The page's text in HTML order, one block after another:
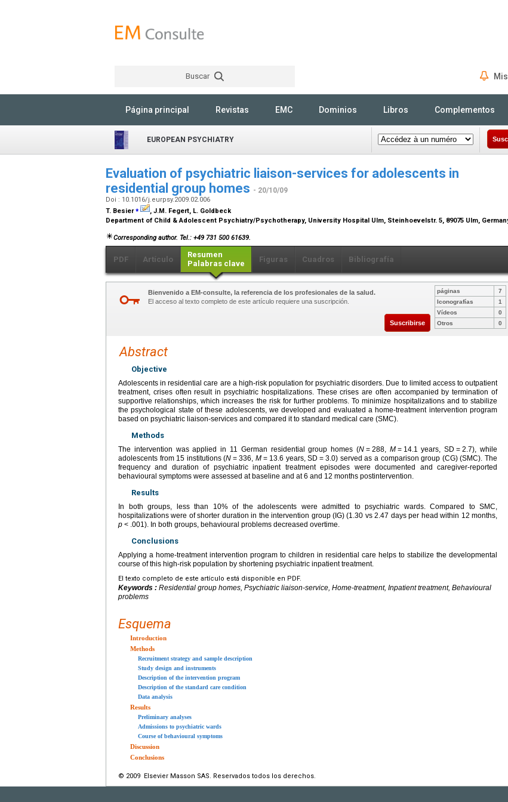
Buscar
Página principal Revistas EMC Dominios Libros Complementos
EUROPEAN PSYCHIATRY
Evaluation of psychiatric liaison-services for adolescents in
residential group homes - 20/10/09
Doi : 10.1016/j.eurpsy.2009.02.006
T. Besier⁎
, J.M. Fegert, L. Goldbeck
Department of Child & Adolescent Psychiatry/Psychotherapy, University Hospital Ulm, Steinhoevelstr. 5, 89075 Ulm,
Corresponding author. Tel.: +49 731 500 61639.
PDF Artículo
Resumen
Palabras clave
Figuras Cuadros Bibliografía
Bienvenido a EM-consulte, la referencia de los profesionales de la salud.
El acceso al texto completo de este artículo requiere una suscripción.
Suscribirse
páginas
7
Iconografías
1
Vídeos
0
Otros
0
Abstract
Objective
Adolescents in residential care are a high-risk population for psychiatric disorders. Due to limited access to outpatient
treatment, crises often result in psychiatric hospitalizations. These crises are often accompanied by termination of
supportive relationships, which increases the risk for further problems. To minimize hospitalizations and to stabilize
the psychological state of these adolescents, we developed and evaluated a home-treatment intervention program
based on psychiatric liaison-services and compared it to standard medical care (SMC).
Methods
The intervention was applied in 11 German residential group homes (N = 288, M = 14.1 years, SD = 2.7), while
adolescents from 15 institutions (N = 336,M = 13.6 years, SD = 3.0) served as a comparison group (CG) (SMC). The
frequency and duration of psychiatric inpatient treatment episodes were documented and caregiver-reported
behavioural symptoms were assessed at baseline and at 6 and 12 months postintervention.
Results
In both groups, less than 10% of the adolescents were admitted to psychiatric wards. Compared to SMC,
hospitalizations were of shorter duration in the intervention group (IG) (1.30 vs 2.47 days per head within 12 months,
p < .001). In both groups, behavioural problems decreased overtime.
Conclusions
Applying a home-treatment intervention program to children in residential care helps to stabilize the developmental
course of this high-risk population by shortening psychiatric inpatient treatment.
El texto completo de este artículo está disponible en PDF.
Keywords : Residential group homes, Psychiatric liaison-service, Home-treatment, Inpatient treatment, Behavioural
problems
Esquema
Introduction
Methods
Recruitment strategy and sample description
Study design and instruments
Description of the intervention program
Description of the standard care condition
Data analysis
Results
Preliminary analyses
Admissions to psychiatric wards
Course of behavioural symptoms
Discussion
Conclusions
© 2009 Elsevier Masson SAS. Reservados todos los derechos.